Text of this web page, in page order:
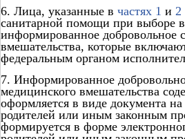
6. Лица, указанные в частях 1 и 2
санитарной помощи при выборе
информированное добровольное
вмешательства, которые
федеральным органом
7. Информированное
медицинского вмешательства
оформляется в виде документа
родителей или иным законным
формируется в форме